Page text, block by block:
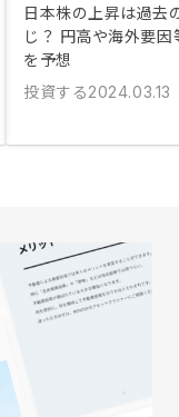
日本株の上昇は過去
じ？ 円高や海外要
を予想
投資する2024.03.13